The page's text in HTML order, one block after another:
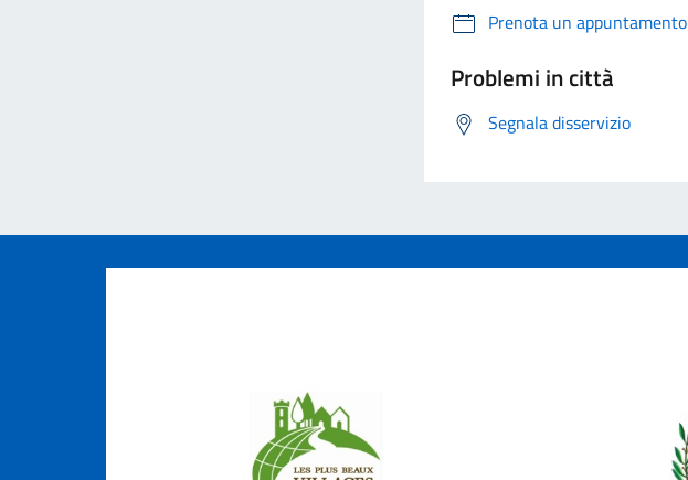
Prenota un appuntamento
Problemi in città
Segnala disservizio